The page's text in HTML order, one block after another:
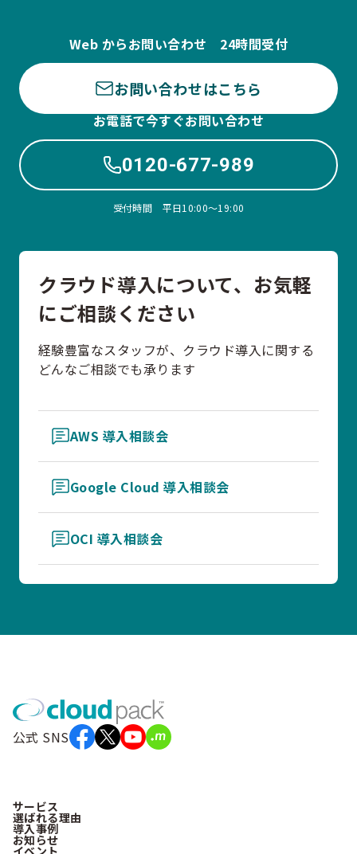
Web からお問い合わせ 24時間受付
お問い合わせはこちら
お電話で今すぐお問い合わせ
0120-677-989
受付時間 平日10:00〜19:00
クラウド導入について、お気軽
にご相談ください
経験豊富なスタッフが、クラウド導入に関する
どんなご相談でも承ります
AWS 導入相談会
Google Cloud 導入相談会
OCI 導入相談会
公式 SNS
サービス
選ばれる理由
導入事例
お知らせ
イベント